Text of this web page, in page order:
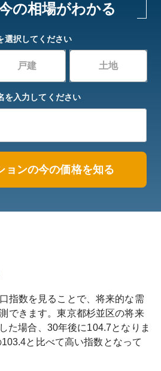
の相場がわかる
選択してください
戸建 土地
を入力してください
ョンの今の価格を知る
指数を見ることで、将来的な需
できます。東京都杉並区の将来
た場合、30年後に104.7となりま
103.4と比べて高い指数となって